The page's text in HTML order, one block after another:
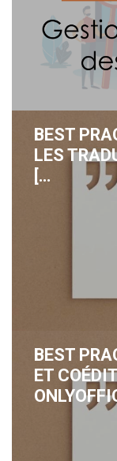
BEST
LES
[…
BEST
ET